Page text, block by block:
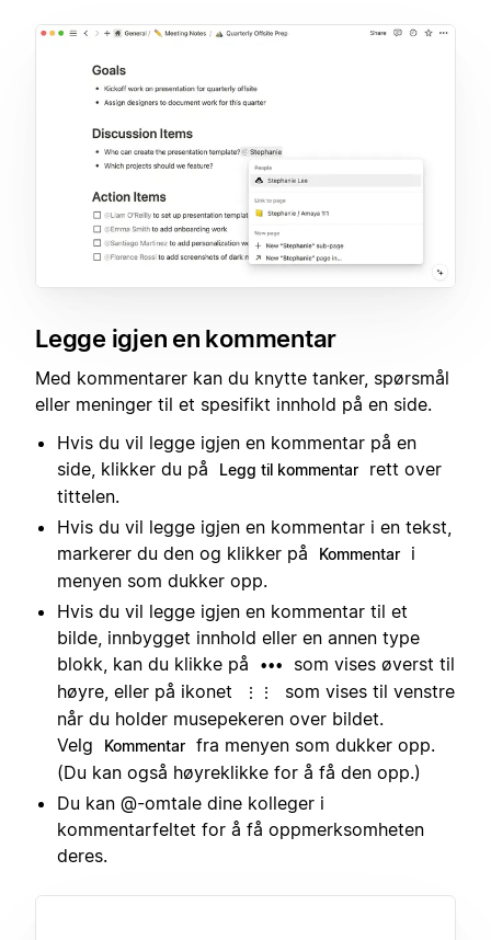
Legge igjen en kommentar
Med kommentarer kan du knytte tanker, spørsmål
eller meninger til et spesifikt innhold på en side.
Hvis du vil legge igjen en kommentar på en
side, klikker du på
Legg til kommentar
rett over
tittelen.
Hvis du vil legge igjen en kommentar i en tekst,
markerer du den og klikker på
Kommentar
i
menyen som dukker opp.
Hvis du vil legge igjen en kommentar til et
bilde, innbygget innhold eller en annen type
blokk, kan du klikke på
•••
som vises øverst til
høyre, eller på ikonet
⋮⋮
som vises til venstre
når du holder musepekeren over bildet.
Velg
Kommentar fra menyen som dukker opp.
(Du kan også høyreklikke for å få den opp.)
Du kan @-omtale dine kolleger i
kommentarfeltet for å få oppmerksomheten
deres.